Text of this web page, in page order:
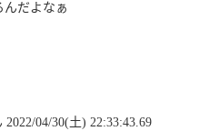
んだよなぁ
04/30(土) 22:33:43.69